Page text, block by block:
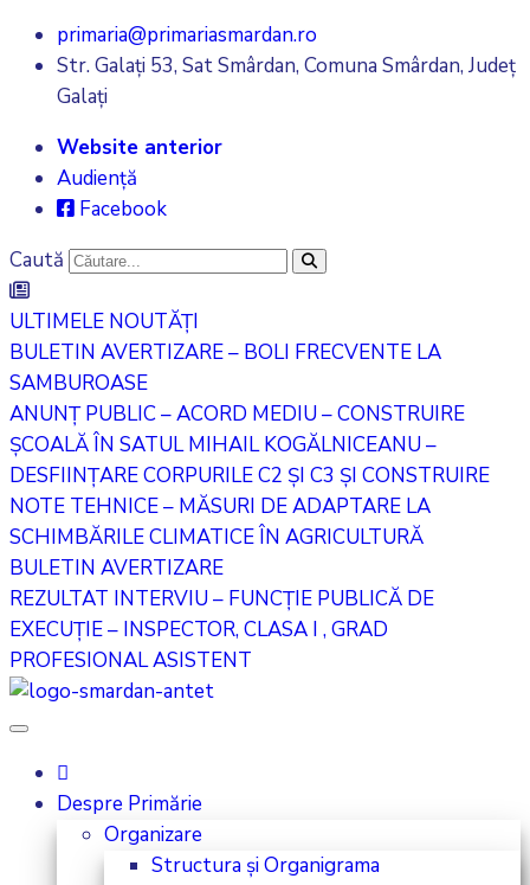
primaria@primariasmardan.ro
Str. Galați 53, Sat Smârdan, Comuna Smârdan, Județ
Galați
Website anterior
Audiență
Facebook
Caută
ULTIMELE NOUTĂȚI
BULETIN AVERTIZARE – BOLI FRECVENTE LA
SAMBUROASE
ANUNȚ PUBLIC – ACORD MEDIU – CONSTRUIRE
ȘCOALĂ ÎN SATUL MIHAIL KOGĂLNICEANU –
DESFIINȚARE CORPURILE C2 ȘI C3 ȘI CONSTRUIRE
NOTE TEHNICE – MĂSURI DE ADAPTARE LA
SCHIMBĂRILE CLIMATICE ÎN AGRICULTURĂ
BULETIN AVERTIZARE
REZULTAT INTERVIU – FUNCȚIE PUBLICĂ DE
EXECUȚIE – INSPECTOR, CLASA I , GRAD
PROFESIONAL ASISTENT
Despre Primărie
Organizare
Structura și Organigrama